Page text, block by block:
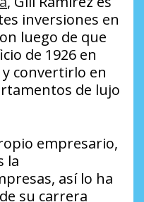
inversiones en
luego de que
de 1926 en
convertirlo en
de lujo
empresario,
la
así lo ha
su carrera